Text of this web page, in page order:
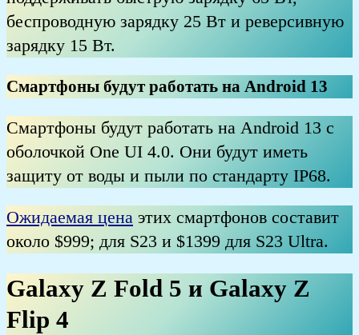
беспроводную зарядку 25 Вт и реверсивную
зарядку 15 Вт.
Смартфоны будут работать на Android 13
Смартфоны будут работать на Android 13 с
оболочкой One UI 4.0. Они будут иметь
защиту от воды и пыли по стандарту IP68.
Ожидаемая цена этих смартфонов составит
около $999; для S23 и $1399 для S23 Ultra.
Galaxy Z Fold 5 и Galaxy Z
Flip 4